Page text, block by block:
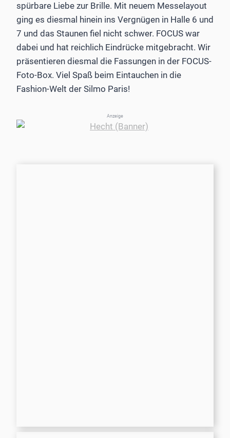
spürbare Liebe zur Brille. Mit neuem Messelayout
ging es diesmal hinein ins Vergnügen in Halle 6 und
7 und das Staunen fiel nicht schwer. FOCUS war
dabei und hat reichlich Eindrücke mitgebracht. Wir
präsentieren diesmal die Fassungen in der FOCUS-
Foto-Box. Viel Spaß beim Eintauchen in die
Fashion-Welt der Silmo Paris!
Anzeige